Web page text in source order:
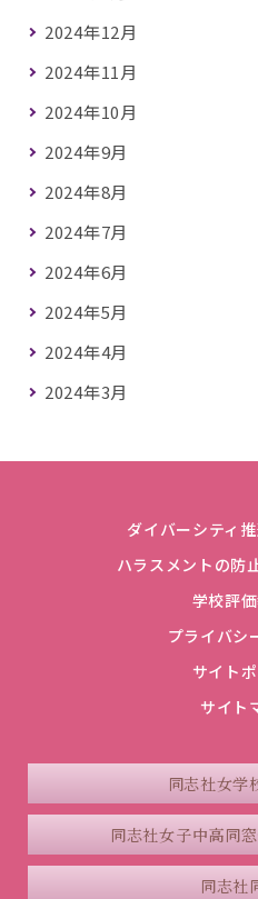
2024年12月
2024年11月
2024年10月
2024年9月
2024年8月
2024年7月
2024年6月
2024年5月
2024年4月
2024年3月
ダイバーシティ
ハラスメントの防
学校評
プライバシ
サイト
サイト
同志社女学
同志社女子中高同
同志社